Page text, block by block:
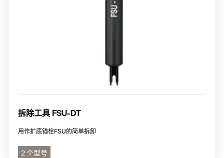
拆除工具 FSU-DT
用作扩底锚栓FSU的简单拆卸
2 个型号